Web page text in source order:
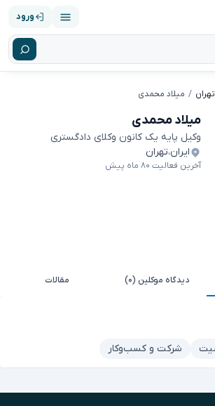
ورود
میلاد محمدی
میلاد محمدی
وکیل پایه یک کانون وکلای دادگستری
ایران،تهران
آخرین فعالیت ۸۰ ماه پیش
دیدگاه موکلین (۰) مقالات
شرکت و کسب‌وکار